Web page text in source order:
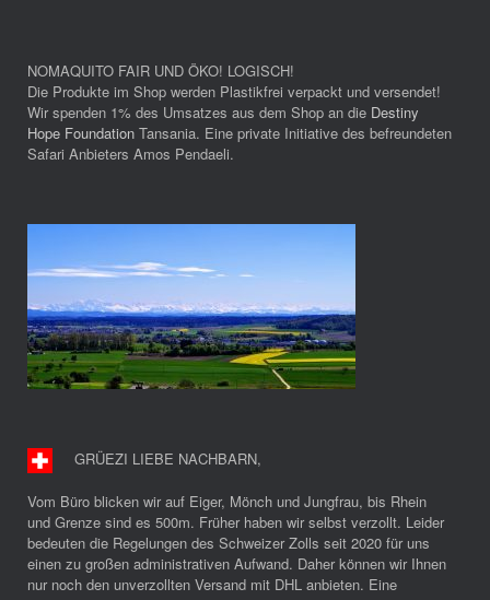
NOMAQUITO FAIR UND ÖKO! LOGISCH!
Die Produkte im Shop werden Plastikfrei verpackt und versendet!
Wir spenden 1% des Umsatzes aus dem Shop an die Destiny
Hope Foundation Tansania. Eine private Initiative des befreundeten
Safari Anbieters Amos Pendaeli.
GRÜEZI LIEBE NACHBARN,
Vom Büro blicken wir auf Eiger, Mönch und Jungfrau, bis Rhein
und Grenze sind es 500m. Früher haben wir selbst verzollt. Leider
bedeuten die Regelungen des Schweizer Zolls seit 2020 für uns
einen zu großen administrativen Aufwand. Daher können wir Ihnen
nur noch den unverzollten Versand mit DHL anbieten. Eine